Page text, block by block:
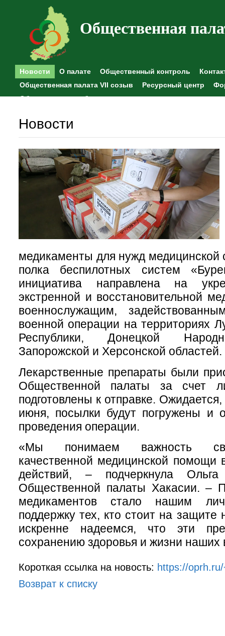
Общественная
Новости О палате Общественный контроль
Общественная палата VII созыв
Ресурсный центр
Общественные наблюдения
Новости
медикаменты для нужд медицинской
полка беспилотных систем
инициатива направлена на
экстренной и восстановительной
военнослужащим,
военной операции на территориях
Республики, Донецкой
Запорожской и Херсонской областей.
Лекарственные препараты были
Общественной палаты за счет
подготовлены к отправке.
июня, посылки будут погружены и
проведения операции.
«Мы понимаем важность
качественной медицинской помощи
действий, – подчеркнула
Общественной палаты Хакасии. –
медикаментов стало нашим
поддержку тех, кто стоит на
искренне надеемся, что эти
сохранению здоровья и жизни
Короткая ссылка на новость: https://
Возврат к списку